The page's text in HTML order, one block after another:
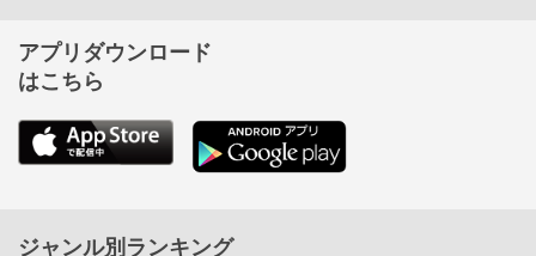
アプリダウンロード
はこちら
ジャンル別ランキング